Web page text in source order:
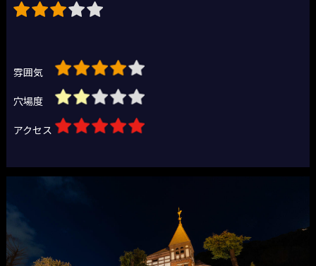
雰囲気
穴場度
アクセス